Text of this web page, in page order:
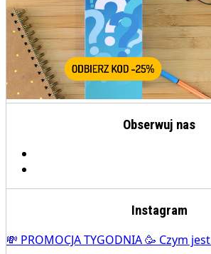
Obserwuj nas
Instagram
💸 PROMOCJA TYGODNIA 🥳 Czym